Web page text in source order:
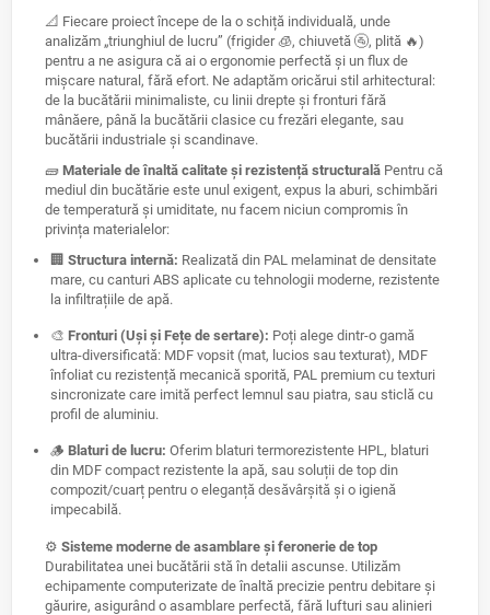
📐 Fiecare proiect începe de la o schiță individuală, unde
analizăm „triunghiul de lucru” (frigider 🧊, chiuvetă 🚰, plită 🔥)
pentru a ne asigura că ai o ergonomie perfectă și un flux de
mișcare natural, fără efort. Ne adaptăm oricărui stil arhitectural:
de la bucătării minimaliste, cu linii drepte și fronturi fără
mânăere, până la bucătării clasice cu frezări elegante, sau
bucătării industriale și scandinave.
🧱 Materiale de înaltă calitate și rezistență structurală Pentru că
mediul din bucătărie este unul exigent, expus la aburi, schimbări
de temperatură și umiditate, nu facem niciun compromis în
privința materialelor:
🏢 Structura internă: Realizată din PAL melaminat de densitate
mare, cu canturi ABS aplicate cu tehnologii moderne, rezistente
la infiltrațiile de apă.
🎨 Fronturi (Uși și Fețe de sertare): Poți alege dintr-o gamă
ultra-diversificată: MDF vopsit (mat, lucios sau texturat), MDF
înfoliat cu rezistență mecanică sporită, PAL premium cu texturi
sincronizate care imită perfect lemnul sau piatra, sau sticlă cu
profil de aluminiu.
🪵 Blaturi de lucru: Oferim blaturi termorezistente HPL, blaturi
din MDF compact rezistente la apă, sau soluții de top din
compozit/cuarț pentru o eleganță desăvârșită și o igienă
impecabilă.
⚙️ Sisteme moderne de asamblare și feronerie de top
Durabilitatea unei bucătării stă în detalii ascunse. Utilizăm
echipamente computerizate de înaltă precizie pentru debitare și
găurire, asigurând o asamblare perfectă, fără lufturi sau alinieri